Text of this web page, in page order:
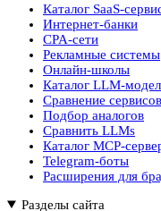
Каталог SaaS-
Интернет-банки
CPA-сети
Рекламные системы
Онлайн-школы
Каталог LLM-
Сравнение сервисов
Подбор аналогов
Сравнить LLMs
Каталог MCP-
Telegram-боты
Расширения для
Разделы сайта